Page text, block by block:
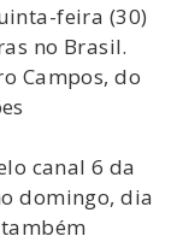
feira (30)
no Brasil.
Campos, do
canal 6 da
domingo, dia